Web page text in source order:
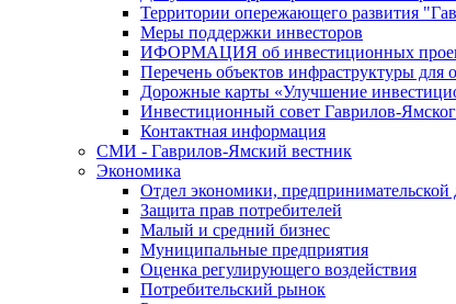
Территории опережающего развития
Меры поддержки инвесторов
ИФОРМАЦИЯ об инвестиционных
Перечень объектов инфраструктуры для
Дорожные карты «Улучшение
Инвестиционный совет Гаврилов-
Контактная информация
СМИ - Гаврилов-Ямский вестник
Экономика
Отдел экономики, предпринимательской
Защита прав потребителей
Малый и средний бизнес
Муниципальные предприятия
Оценка регулирующего воздействия
Потребительский рынок